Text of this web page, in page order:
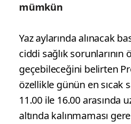
mümkün
Yaz aylarında alınacak
ciddi sağlık sorunlarının
geçebileceğini belirten
özellikle günün en sıcak
11.00 ile 16.00 arasında
altında kalınmaması